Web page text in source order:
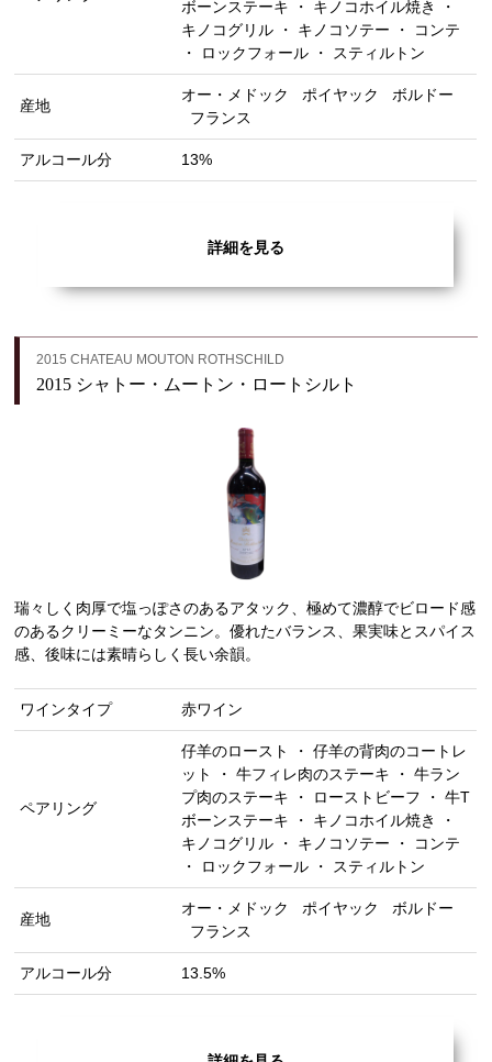
ボーンステーキ ・ キノコホイル焼き ・
キノコグリル ・ キノコソテー ・ コンテ
・ ロックフォール ・ スティルトン
産地
オー・メドック ポイヤック
ボルドー
フランス
アルコール分 13%
詳細を見る
2015 CHATEAU MOUTON ROTHSCHILD
2015 シャトー・ムートン・ロートシルト
瑞々しく肉厚で塩っぽさのあるアタック、極めて濃醇でビロード感
のあるクリーミーなタンニン。優れたバランス、果実味とスパイス
感、後味には素晴らしく長い余韻。
ワインタイプ 赤ワイン
ペアリング
仔羊のロースト ・ 仔羊の背肉のコートレ
ット ・ 牛フィレ肉のステーキ ・ 牛ラン
プ肉のステーキ ・ ローストビーフ ・ 牛T
ボーンステーキ ・ キノコホイル焼き ・
キノコグリル ・ キノコソテー ・ コンテ
・ ロックフォール ・ スティルトン
産地
オー・メドック ポイヤック
ボルドー
フランス
アルコール分 13.5%